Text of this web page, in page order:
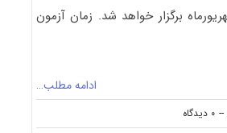
در تاریخ ۶ شهریورماه برگزار خواهد شد. زمان آزمون
ادامه مطلب…
-- ۰ دیدگاه
on
شروع